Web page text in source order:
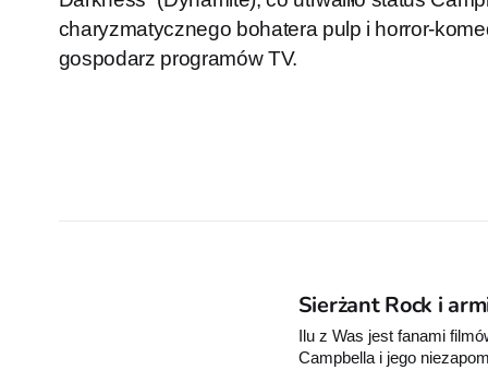
charyzmatycznego bohatera pulp i horror-
gospodarz programów TV.
Sierżant Rock i
Ilu z Was jest fanami
Campbella i jego